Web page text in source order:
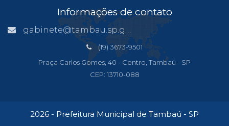
Informações de contato
gabinete@tambau.sp.gov.br
(19) 3673-9501
Praça Carlos Gomes, 40 - Centro, Tambaú - SP
CEP: 13710-088
2026 - Prefeitura Municipal de Tambaú - SP